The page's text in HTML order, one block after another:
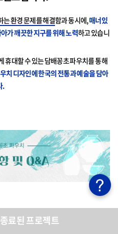
는 환경 문제를 해결함과 동시에,매너있
가 깨끗한 지구를 위해 노력하고 있습니
휴대할 수 있는 담배꽁초 파우치를 통해
치 디자인에 한국의 전통과 예술을 담아
.
종료된 프로젝트